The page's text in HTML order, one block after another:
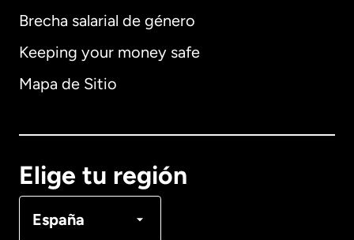
Brecha salarial de género
Keeping your money safe
Mapa de Sitio
Elige tu región
España
Alemania
Français